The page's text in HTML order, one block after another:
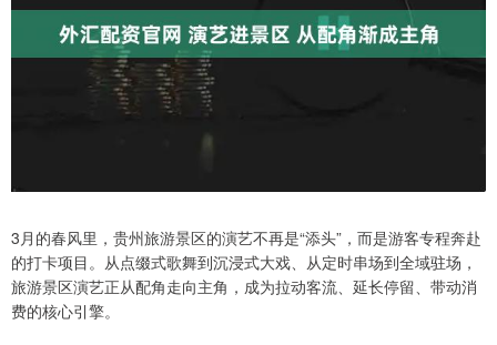
3月的春风里，贵州旅游景区的演艺不再是“添头”，而是游客专程奔赴
的打卡项目。从点缀式歌舞到沉浸式大戏、从定时串场到全域驻场，
旅游景区演艺正从配角走向主角，成为拉动客流、延长停留、带动消
费的核心引擎。